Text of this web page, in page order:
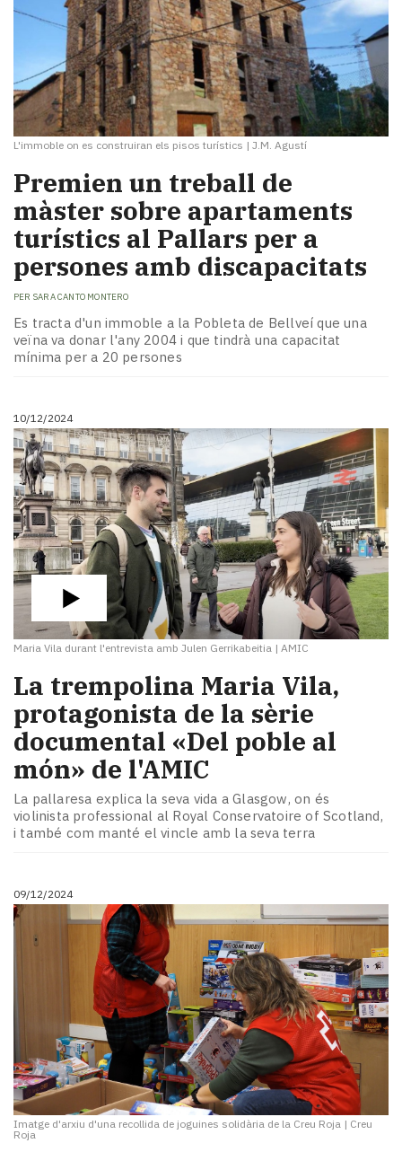
L'immoble on es construiran els pisos turístics | J.M. Agustí
Premien un treball de
màster sobre apartaments
turístics al Pallars per a
persones amb discapacitats
PER SARA CANTO MONTERO
Es tracta d'un immoble a la Pobleta de Bellveí que una
veïna va donar l'any 2004 i que tindrà una capacitat
mínima per a 20 persones
10/12/2024
Maria Vila durant l'entrevista amb Julen Gerrikabeitia | AMIC
La trempolina Maria Vila,
protagonista de la sèrie
documental «Del poble al
món» de l'AMIC
La pallaresa explica la seva vida a Glasgow, on és
violinista professional al Royal Conservatoire of Scotland,
i també com manté el vincle amb la seva terra
09/12/2024
Imatge d'arxiu d'una recollida de joguines solidària de la Creu Roja | Creu
Roja